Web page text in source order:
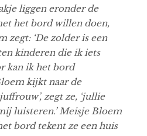
liggen eronder de
het bord willen doen,
zegt: ‘De zolder is een
kinderen die ik iets
kan ik het bord
kijkt naar de
zegt ze, ‘jullie
luisteren.’ Meisje Bloem
bord tekent ze een huis